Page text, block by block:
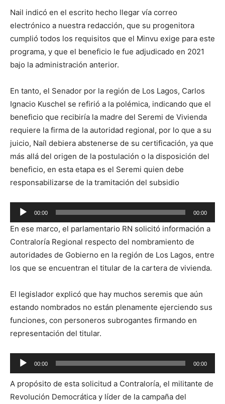
Nail indicó en el escrito hecho llegar vía correo
electrónico a nuestra redacción, que su progenitora
cumplió todos los requisitos que el Minvu exige para este
programa, y que el beneficio le fue adjudicado en 2021
bajo la administración anterior.
En tanto, el Senador por la región de Los Lagos, Carlos
Ignacio Kuschel se refirió a la polémica, indicando que el
beneficio que recibiría la madre del Seremi de Vivienda
requiere la firma de la autoridad regional, por lo que a su
juicio, Naíl debiera abstenerse de su certificación, ya que
más allá del origen de la postulación o la disposición del
beneficio, en esta etapa es el Seremi quien debe
responsabilizarse de la tramitación del subsidio
Reproductor
de
audio
00:00 00:00
En ese marco, el parlamentario RN solicitó información a
Contraloría Regional respecto del nombramiento de
autoridades de Gobierno en la región de Los Lagos, entre
los que se encuentran el titular de la cartera de vivienda.
El legislador explicó que hay muchos seremis que aún
estando nombrados no están plenamente ejerciendo sus
funciones, con personeros subrogantes firmando en
representación del titular.
Reproductor
de
audio
00:00 00:00
A propósito de esta solicitud a Contraloría, el militante de
Revolución Democrática y líder de la campaña del